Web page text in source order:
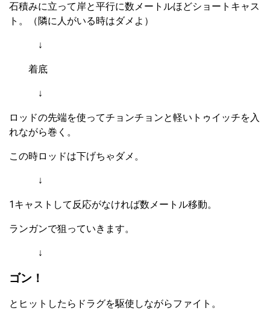
石積みに立って岸と平行に数メートルほどショートキャス
ト。（隣に人がいる時はダメよ）
↓
着底
↓
ロッドの先端を使ってチョンチョンと軽いトゥイッチを入
れながら巻く。
この時ロッドは下げちゃダメ。
↓
1キャストして反応がなければ数メートル移動。
ランガンで狙っていきます。
↓
ゴン！
とヒットしたらドラグを駆使しながらファイト。